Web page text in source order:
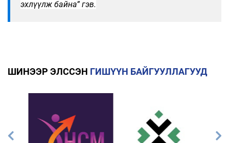
эхлүүлж байна” гэв.
ШИНЭЭР ЭЛССЭН ГИШҮҮН БАЙГУУЛЛАГУУД